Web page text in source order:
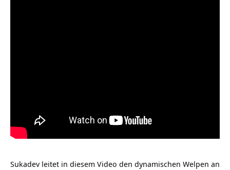
Sukadev leitet in diesem Video den dynamischen Welpen an